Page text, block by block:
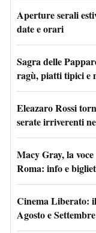
Aperture serali
date e orari
Sagra delle
ragù, piatti tipici e
Eleazaro Rossi
serate irriverenti
Macy Gray, la
Roma: info e
Cinema Liberato:
Agosto e